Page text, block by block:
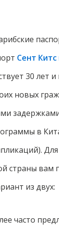
Сент
30 лет и
новых
в
страны вам
из двух:
часто